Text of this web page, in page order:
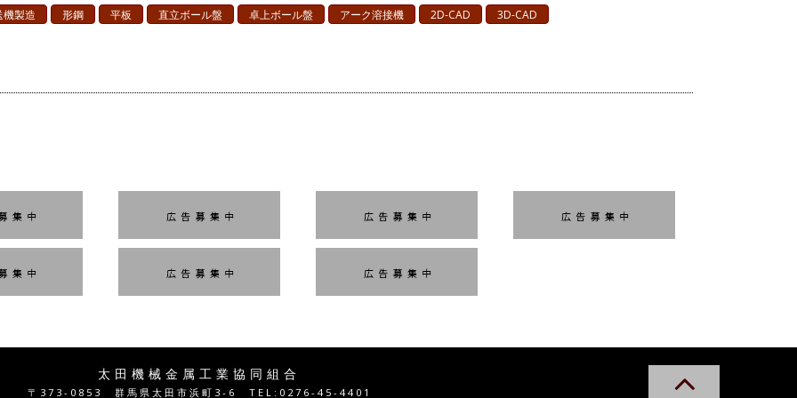
機製造 形鋼 平板 直立ボール盤 卓上ボール盤 アーク溶接機 2D-CAD 3D-CAD
太田機械金属工業協同組合
〒373-0853 群馬県太田市浜町3-6 TEL:0276-45-4401